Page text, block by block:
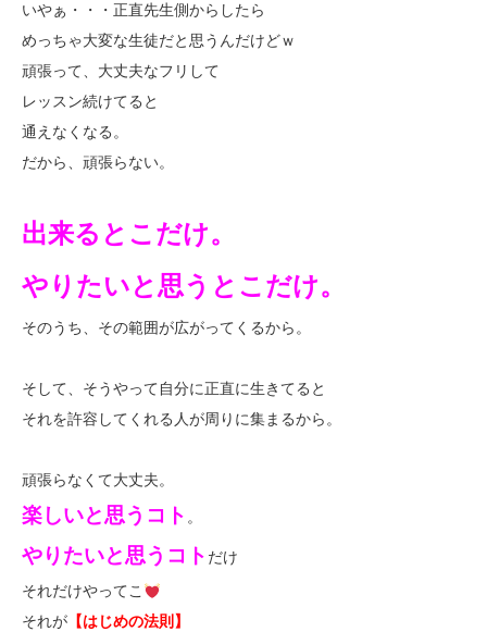
いやぁ・・・正直先生側からしたら
めっちゃ大変な生徒だと思うんだけどｗ
頑張って、大丈夫なフリして
レッスン続けてると
通えなくなる。
だから、頑張らない。
出来るとこだけ。
やりたいと思うとこだけ。
そのうち、その範囲が広がってくるから。
そして、そうやって自分に正直に生きてると
それを許容してくれる人が周りに集まるから。
頑張らなくて大丈夫。
楽しいと思うコト 。
やりたいと思うコト だけ
それだけやってこ
それが 【はじめの法則】